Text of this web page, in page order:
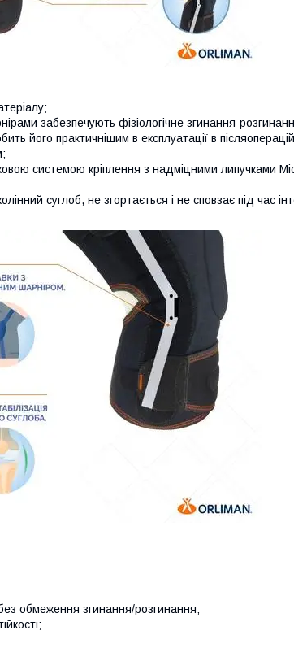
забезпечують фізіологічне згинання-
його практичнішим в експлуатації в
системою кріплення з надміцними липучками
суглоб, не згортається і не сповзає під час
обмеження згинання/розгинання;